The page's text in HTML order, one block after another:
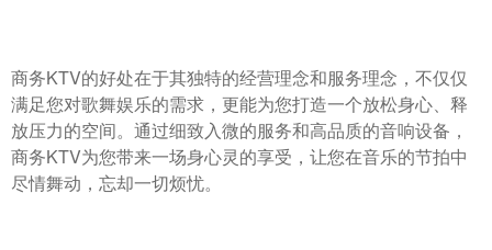
商务KTV的好处在于其独特的经营理念和服务理念，不仅仅
满足您对歌舞娱乐的需求，更能为您打造一个放松身心、释
放压力的空间。通过细致入微的服务和高品质的音响设备，
商务KTV为您带来一场身心灵的享受，让您在音乐的节拍中
尽情舞动，忘却一切烦忧。